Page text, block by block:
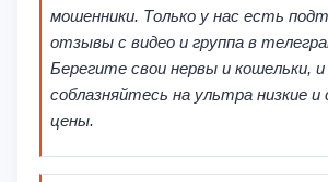
мошенники. Только у нас есть
отзывы с видео и группа в
Берегите свои нервы и кошельки, и
соблазняйтесь на ультра низкие
цены.